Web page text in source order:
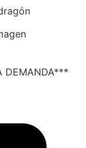
DEMANDA***